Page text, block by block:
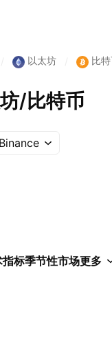
以太坊 比
/比特币
Binance
指标季节性市场更多